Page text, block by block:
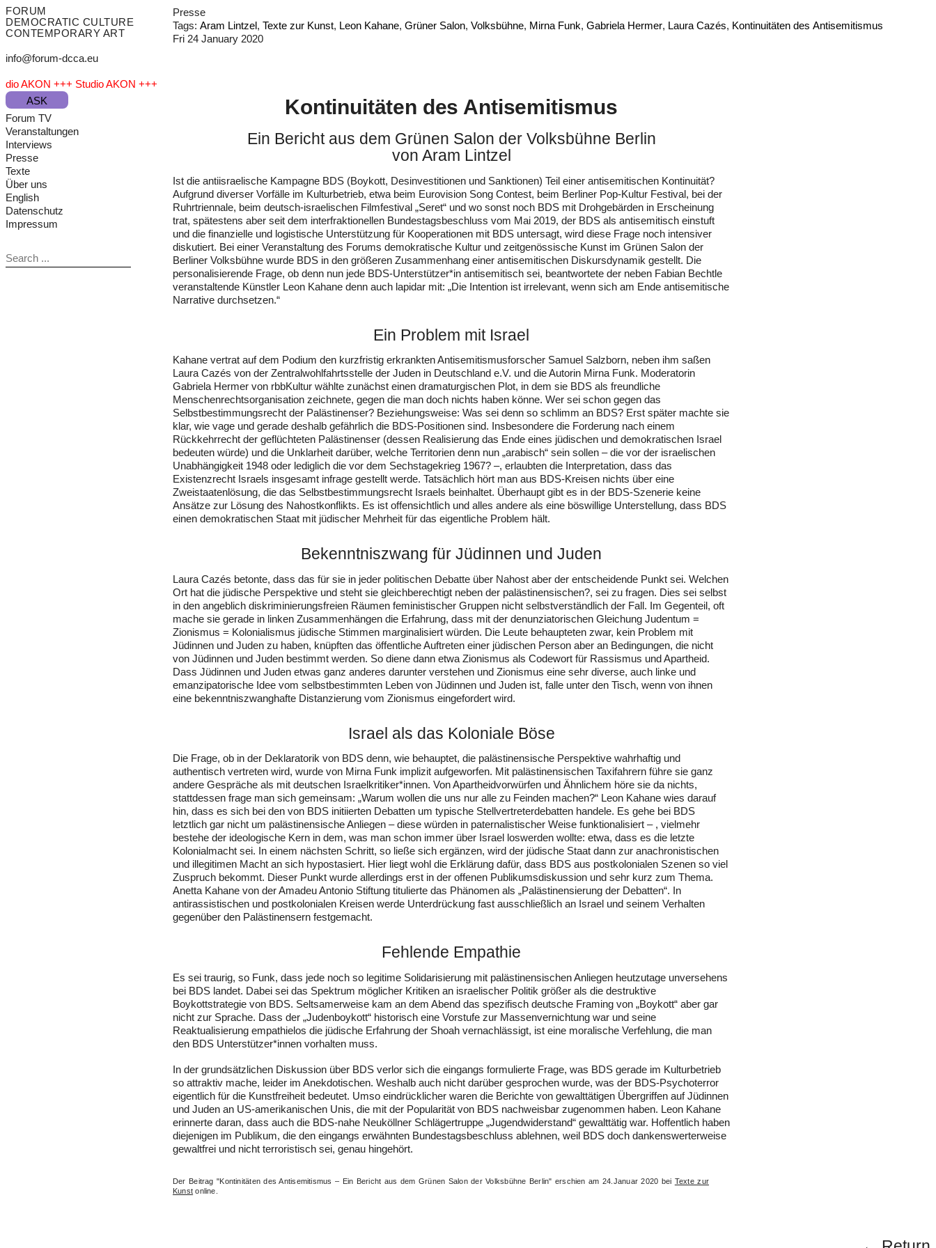
FORUM
DEMOCRATIC CULTURE
CONTEMPORARY ART
info@forum-dcca.eu
AKON +++ Studio AKON +++
AKON +++ Studio AKON +++
AKON +++
ASK
Forum TV
Veranstaltungen
Interviews
Presse
Texte
Über uns
English
Datenschutz
Impressum
Presse
Aram Lintzel Texte zur Kunst Leon Kahane Grüner Salon Volksbühne Mirna Funk Gabriela Hermer Laura Cazés Kontinuitäten des Antisemitismus
Fri 24 January 2020
Kontinuitäten des Antisemitismus
Ein Bericht aus dem Grünen Salon der Volksbühne Berlin
von Aram Lintzel
Ist die antiisraelische Kampagne BDS (Boykott, Desinvestitionen und Sanktionen) Teil einer antisemitischen Kontinuität?
Aufgrund diverser Vorfälle im Kulturbetrieb, etwa beim Eurovision Song Contest, beim Berliner Pop-Kultur Festival, bei der
Ruhrtriennale, beim deutsch-israelischen Filmfestival „Seret“ und wo sonst noch BDS mit Drohgebärden in Erscheinung
trat, spätestens aber seit dem interfraktionellen Bundestagsbeschluss vom Mai 2019, der BDS als antisemitisch einstuft
und die finanzielle und logistische Unterstützung für Kooperationen mit BDS untersagt, wird diese Frage noch intensiver
diskutiert. Bei einer Veranstaltung des Forums demokratische Kultur und zeitgenössische Kunst im Grünen Salon der
Berliner Volksbühne wurde BDS in den größeren Zusammenhang einer antisemitischen Diskursdynamik gestellt. Die
personalisierende Frage, ob denn nun jede BDS-Unterstützer*in antisemitisch sei, beantwortete der neben Fabian Bechtle
veranstaltende Künstler Leon Kahane denn auch lapidar mit: „Die Intention ist irrelevant, wenn sich am Ende antisemitische
Narrative durchsetzen.“
Ein Problem mit Israel
Kahane vertrat auf dem Podium den kurzfristig erkrankten Antisemitismusforscher Samuel Salzborn, neben ihm saßen
Laura Cazés von der Zentralwohlfahrtsstelle der Juden in Deutschland e.V. und die Autorin Mirna Funk. Moderatorin
Gabriela Hermer von rbbKultur wählte zunächst einen dramaturgischen Plot, in dem sie BDS als freundliche
Menschenrechtsorganisation zeichnete, gegen die man doch nichts haben könne. Wer sei schon gegen das
Selbstbestimmungsrecht der Palästinenser? Beziehungsweise: Was sei denn so schlimm an BDS? Erst später machte sie
klar, wie vage und gerade deshalb gefährlich die BDS-Positionen sind. Insbesondere die Forderung nach einem
Rückkehrrecht der geflüchteten Palästinenser (dessen Realisierung das Ende eines jüdischen und demokratischen Israel
bedeuten würde) und die Unklarheit darüber, welche Territorien denn nun „arabisch“ sein sollen – die vor der israelischen
Unabhängigkeit 1948 oder lediglich die vor dem Sechstagekrieg 1967? –, erlaubten die Interpretation, dass das
Existenzrecht Israels insgesamt infrage gestellt werde. Tatsächlich hört man aus BDS-Kreisen nichts über eine
Zweistaatenlösung, die das Selbstbestimmungsrecht Israels beinhaltet. Überhaupt gibt es in der BDS-Szenerie keine
Ansätze zur Lösung des Nahostkonflikts. Es ist offensichtlich und alles andere als eine böswillige Unterstellung, dass BDS
einen demokratischen Staat mit jüdischer Mehrheit für das eigentliche Problem hält.
Bekenntniszwang für Jüdinnen und Juden
Laura Cazés betonte, dass das für sie in jeder politischen Debatte über Nahost aber der entscheidende Punkt sei. Welchen
Ort hat die jüdische Perspektive und steht sie gleichberechtigt neben der palästinensischen?, sei zu fragen. Dies sei selbst
in den angeblich diskriminierungsfreien Räumen feministischer Gruppen nicht selbstverständlich der Fall. Im Gegenteil, oft
mache sie gerade in linken Zusammenhängen die Erfahrung, dass mit der denunziatorischen Gleichung Judentum =
Zionismus = Kolonialismus jüdische Stimmen marginalisiert würden. Die Leute behaupteten zwar, kein Problem mit
Jüdinnen und Juden zu haben, knüpften das öffentliche Auftreten einer jüdischen Person aber an Bedingungen, die nicht
von Jüdinnen und Juden bestimmt werden. So diene dann etwa Zionismus als Codewort für Rassismus und Apartheid.
Dass Jüdinnen und Juden etwas ganz anderes darunter verstehen und Zionismus eine sehr diverse, auch linke und
emanzipatorische Idee vom selbstbestimmten Leben von Jüdinnen und Juden ist, falle unter den Tisch, wenn von ihnen
eine bekenntniszwanghafte Distanzierung vom Zionismus eingefordert wird.
Israel als das Koloniale Böse
Die Frage, ob in der Deklaratorik von BDS denn, wie behauptet, die palästinensische Perspektive wahrhaftig und
authentisch vertreten wird, wurde von Mirna Funk implizit aufgeworfen. Mit palästinensischen Taxifahrern führe sie ganz
andere Gespräche als mit deutschen Israelkritiker*innen. Von Apartheidvorwürfen und Ähnlichem höre sie da nichts,
stattdessen frage man sich gemeinsam: „Warum wollen die uns nur alle zu Feinden machen?“ Leon Kahane wies darauf
hin, dass es sich bei den von BDS initiierten Debatten um typische Stellvertreterdebatten handele. Es gehe bei BDS
letztlich gar nicht um palästinensische Anliegen – diese würden in paternalistischer Weise funktionalisiert – , vielmehr
bestehe der ideologische Kern in dem, was man schon immer über Israel loswerden wollte: etwa, dass es die letzte
Kolonialmacht sei. In einem nächsten Schritt, so ließe sich ergänzen, wird der jüdische Staat dann zur anachronistischen
und illegitimen Macht an sich hypostasiert. Hier liegt wohl die Erklärung dafür, dass BDS aus postkolonialen Szenen so viel
Zuspruch bekommt. Dieser Punkt wurde allerdings erst in der offenen Publikumsdiskussion und sehr kurz zum Thema.
Anetta Kahane von der Amadeu Antonio Stiftung titulierte das Phänomen als „Palästinensierung der Debatten“. In
antirassistischen und postkolonialen Kreisen werde Unterdrückung fast ausschließlich an Israel und seinem Verhalten
gegenüber den Palästinensern festgemacht.
Fehlende Empathie
Es sei traurig, so Funk, dass jede noch so legitime Solidarisierung mit palästinensischen Anliegen heutzutage unversehens
bei BDS landet. Dabei sei das Spektrum möglicher Kritiken an israelischer Politik größer als die destruktive
Boykottstrategie von BDS. Seltsamerweise kam an dem Abend das spezifisch deutsche Framing von „Boykott“ aber gar
nicht zur Sprache. Dass der „Judenboykott“ historisch eine Vorstufe zur Massenvernichtung war und seine
Reaktualisierung empathielos die jüdische Erfahrung der Shoah vernachlässigt, ist eine moralische Verfehlung, die man
den BDS Unterstützer*innen vorhalten muss.
In der grundsätzlichen Diskussion über BDS verlor sich die eingangs formulierte Frage, was BDS gerade im Kulturbetrieb
so attraktiv mache, leider im Anekdotischen. Weshalb auch nicht darüber gesprochen wurde, was der BDS-Psychoterror
eigentlich für die Kunstfreiheit bedeutet. Umso eindrücklicher waren die Berichte von gewalttätigen Übergriffen auf Jüdinnen
und Juden an US-amerikanischen Unis, die mit der Popularität von BDS nachweisbar zugenommen haben. Leon Kahane
erinnerte daran, dass auch die BDS-nahe Neuköllner Schlägertruppe „Jugendwiderstand“ gewalttätig war. Hoffentlich haben
diejenigen im Publikum, die den eingangs erwähnten Bundestagsbeschluss ablehnen, weil BDS doch dankenswerterweise
gewaltfrei und nicht terroristisch sei, genau hingehört.
Der Beitrag "Kontinitäten des Antisemitismus – Ein Bericht aus dem Grünen Salon der Volksbühne Berlin" erschien am 24.Januar 2020 bei Texte zur
Kunst online.